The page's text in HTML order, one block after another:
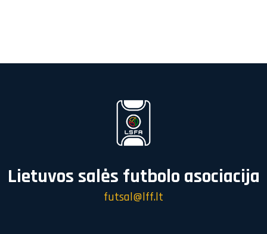
Lietuvos salės futbolo asociacija
futsal@lff.lt